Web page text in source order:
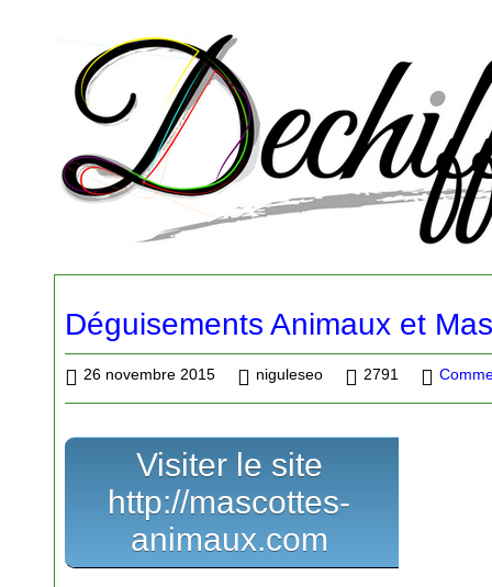
Déguisements Animaux et
26 novembre 2015 niguleseo 2791
Visiter le site
http://mascottes-
animaux.com